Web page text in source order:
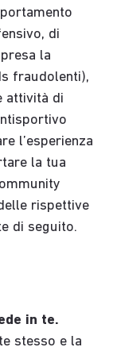
di
la
fraudolenti),
attività di
l’esperienza
la tua
rispettive
di seguito.
in te.
stesso e la